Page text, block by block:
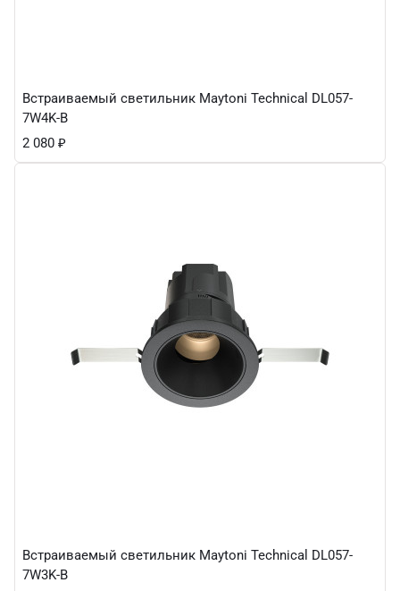
Встраиваемый светильник Maytoni Technical DL057-
7W4K-B
2 080 ₽
Встраиваемый светильник Maytoni Technical DL057-
7W3K-B